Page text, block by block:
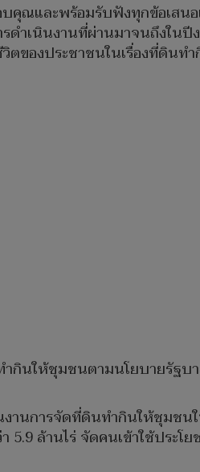
บคุณและพร้อมรับฟังทุกข้อเส
ำเนินงานที่ผ่านมาจนถึงใน
ของประชาชนในเรื่องที่ดินท
กินให้ชุมชนตามนโยบายรัฐบ
งานการจัดที่ดินทำกินให้ชุมช
ล้านไร่ จัดคนเข้าใช้ประ